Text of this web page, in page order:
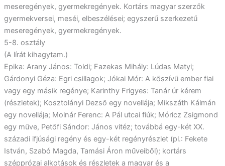
meseregények, gyermekregények. Kortárs magyar szerzők
gyermekversei, meséi, elbeszélései; egyszerű szerkezetű
meseregények, gyermekregények.
5-8. osztály
(A lírát kihagytam.)
Epika: Arany János: Toldi; Fazekas Mihály: Lúdas Matyi;
Gárdonyi Géza: Egri csillagok; Jókai Mór: A kőszívű ember fiai
vagy egy másik regénye; Karinthy Frigyes: Tanár úr kérem
(részletek); Kosztolányi Dezső egy novellája; Mikszáth Kálmán
egy novellája; Molnár Ferenc: A Pál utcai fiúk; Móricz Zsigmond
egy műve, Petőfi Sándor: János vitéz; továbbá egy-két XX.
századi ifjúsági regény és egy-két regényrészlet (pl.: Fekete
István, Szabó Magda, Tamási Áron műveiből); kortárs
szépprózai alkotások és részletek a magyar és a